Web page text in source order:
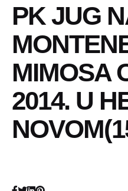
PK JUG
MIMOSA
2014. U